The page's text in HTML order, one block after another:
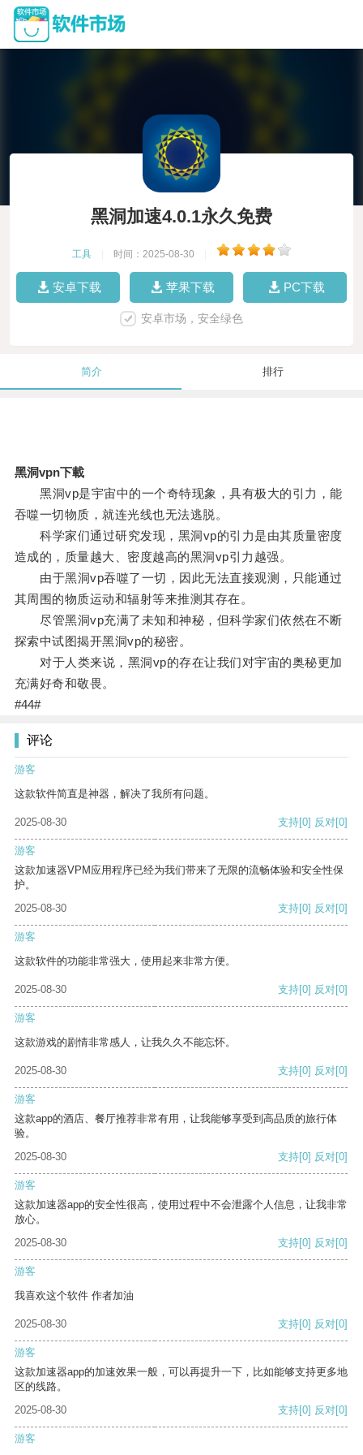
黑洞加速4.0.1永久免费
工具 时间：2025-08-30
安卓下载 苹果下载 PC下载
安卓市场，安全绿色
简介 排行
黑洞vpn下載
黑洞vp是宇宙中的一个奇特现象，具有极大的引力，能
吞噬一切物质，就连光线也无法逃脱。
科学家们通过研究发现，黑洞vp的引力是由其质量密度
造成的，质量越大、密度越高的黑洞vp引力越强。
由于黑洞vp吞噬了一切，因此无法直接观测，只能通过
其周围的物质运动和辐射等来推测其存在。
尽管黑洞vp充满了未知和神秘，但科学家们依然在不断
探索中试图揭开黑洞vp的秘密。
对于人类来说，黑洞vp的存在让我们对宇宙的奥秘更加
充满好奇和敬畏。
#44#
评论
游客
这款软件简直是神器，解决了我所有问题。
2025-08-30 支持[0] 反对[0]
游客
这款加速器VPM应用程序已经为我们带来了无限的流畅体验和安全性保
护。
2025-08-30
支持[0] 反对[0]
游客
这款软件的功能非常强大，使用起来非常方便。
2025-08-30 支持[0] 反对[0]
游客
这款游戏的剧情非常感人，让我久久不能忘怀。
2025-08-30 支持[0] 反对[0]
游客
这款app的酒店、餐厅推荐非常有用，让我能够享受到高品质的旅行体
验。
2025-08-30
支持[0] 反对[0]
游客
这款加速器app的安全性很高，使用过程中不会泄露个人信息，让我非常
放心。
2025-08-30
支持[0] 反对[0]
游客
我喜欢这个软件 作者加油
2025-08-30 支持[0] 反对[0]
游客
这款加速器app的加速效果一般，可以再提升一下，比如能够支持更多地
区的线路。
2025-08-30
支持[0] 反对[0]
游客